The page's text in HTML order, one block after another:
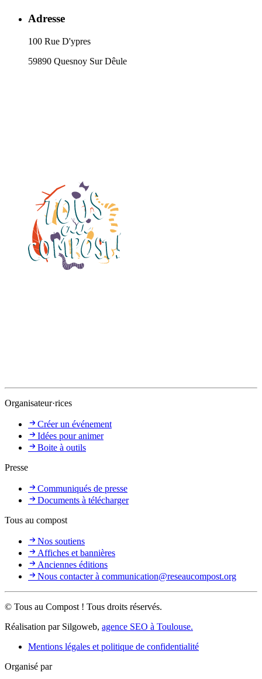
Adresse
100 Rue D'ypres
59890 Quesnoy Sur Dêule
Organisateur·rices
Créer un événement
Idées pour animer
Boite à outils
Presse
Communiqués de presse
Documents à télécharger
Tous au compost
Nos soutiens
Affiches et bannières
Anciennes éditions
Nous contacter à communication@reseaucompost.org
© Tous au Compost ! Tous droits réservés.
Réalisation par Silgoweb, agence SEO à Toulouse.
Mentions légales et politique de confidentialité
Organisé par